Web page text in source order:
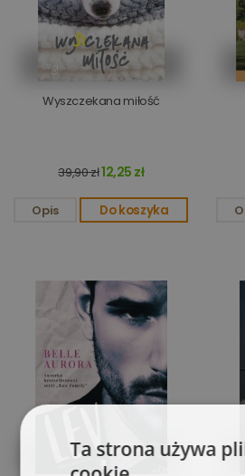
Wyszczekana miłość
39,90 zł12,25 zł
Opis Do koszyka
Ta strona używa